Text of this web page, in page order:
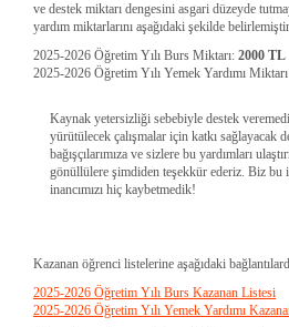
ve destek miktarı dengesini asgari düzeyde
yardım miktarlarını aşağıdaki şekilde
2025-2026 Öğretim Yılı Burs Miktarı: 2000 TL
2025-2026 Öğretim Yılı Yemek Yardımı
Kaynak yetersizliği sebebiyle destek
yürütülecek çalışmalar için katkı sağlayacak
bağışçılarımıza ve sizlere bu yardımları
gönüllülere şimdiden teşekkür ederiz. Biz
inancımızı hiç kaybetmedik!
Kazanan öğrenci listelerine aşağıdaki
2025-2026 Öğretim Yılı Burs Kazanan Listesi
2025-2026 Öğretim Yılı Yemek Yardımı